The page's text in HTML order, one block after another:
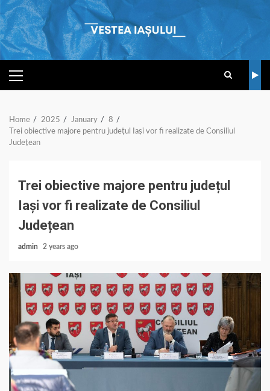
Skip
to
content
PRIMARY
MENU
Home 2025 January
8
Trei obiective majore pentru județul Iași vor fi realizate de Consiliul
Județean
Trei obiective majore pentru județul
Iași vor fi realizate de Consiliul
Județean
admin 2 years ago